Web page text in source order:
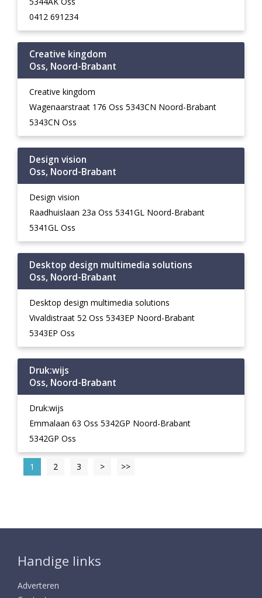
0412 691234
Creative kingdom
Oss, Noord-Brabant
Creative kingdom
Wagenaarstraat 176 Oss 5343CN Noord-Brabant
5343CN Oss
Design vision
Oss, Noord-Brabant
Design vision
Raadhuislaan 23a Oss 5341GL Noord-Brabant
5341GL Oss
Desktop design multimedia solutions
Oss, Noord-Brabant
Desktop design multimedia solutions
Vivaldistraat 52 Oss 5343EP Noord-Brabant
5343EP Oss
Druk:wijs
Oss, Noord-Brabant
Druk:wijs
Emmalaan 63 Oss 5342GP Noord-Brabant
5342GP Oss
1 2 3 > >>
Handige links
Adverteren